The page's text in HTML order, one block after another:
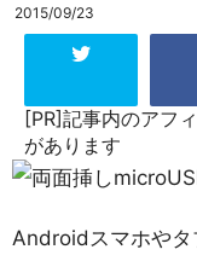
2015/09/23
[PR]記事内のアフ
があります
Androidスマホやタ